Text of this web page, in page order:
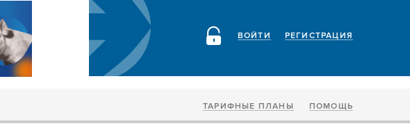
РЕГИСТРАЦИЯ
ВОЙТИ
ТАРИФНЫЕ ПЛАНЫ ПОМОЩЬ